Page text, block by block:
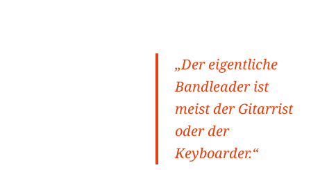
„Der eigentliche
Bandleader ist
meist der Gitarrist
oder der
Keyboarder.“